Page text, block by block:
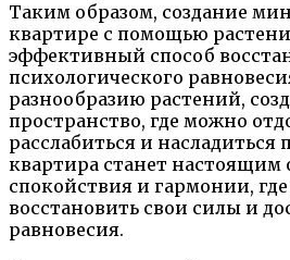
Таким образом, создание
квартире с помощью
эффективный способ
психологического
разнообразию растений,
пространство, где можно
расслабиться и
квартира станет настоящим
спокойствия и гармонии,
восстановить свои силы и
равновесия.